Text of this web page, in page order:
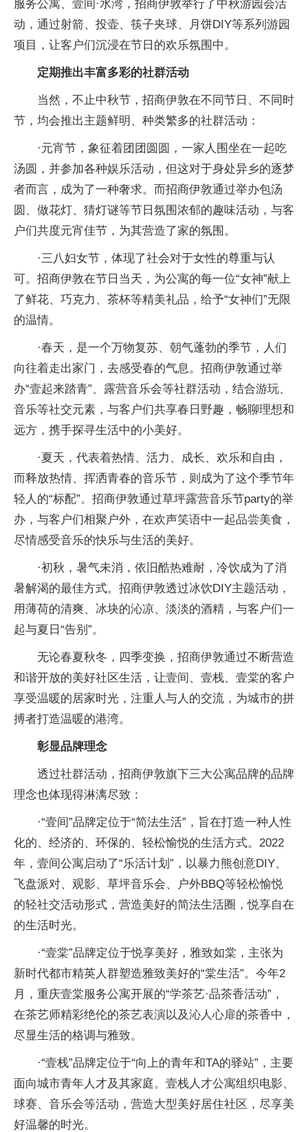
服务公寓、壹间·水湾，招商伊敦举行了中秋游园会活
动，通过射箭、投壶、筷子夹球、月饼DIY等系列游园
项目，让客户们沉浸在节日的欢乐氛围中。
定期推出丰富多彩的社群活动
当然，不止中秋节，招商伊敦在不同节日、不同时
节，均会推出主题鲜明、种类繁多的社群活动：
·元宵节，象征着团团圆圆，一家人围坐在一起吃
汤圆，并参加各种娱乐活动，但这对于身处异乡的逐梦
者而言，成为了一种奢求。而招商伊敦通过举办包汤
圆、做花灯、猜灯谜等节日氛围浓郁的趣味活动，与客
户们共度元宵佳节，为其营造了家的氛围。
·三八妇女节，体现了社会对于女性的尊重与认
可。招商伊敦在节日当天，为公寓的每一位“女神”献上
了鲜花、巧克力、茶杯等精美礼品，给予“女神们”无限
的温情。
·春天，是一个万物复苏、朝气蓬勃的季节，人们
向往着走出家门，去感受春的气息。招商伊敦通过举
办“壹起来踏青”、露营音乐会等社群活动，结合游玩、
音乐等社交元素，与客户们共享春日野趣，畅聊理想和
远方，携手探寻生活中的小美好。
·夏天，代表着热情、活力、成长、欢乐和自由，
而释放热情、挥洒青春的音乐节，则成为了这个季节年
轻人的“标配”。招商伊敦通过草坪露营音乐节party的举
办，与客户们相聚户外，在欢声笑语中一起品尝美食，
尽情感受音乐的快乐与生活的美好。
·初秋，暑气未消，依旧酷热难耐，冷饮成为了消
暑解渴的最佳方式。招商伊敦透过冰饮DIY主题活动，
用薄荷的清爽、冰块的沁凉、淡淡的酒精，与客户们一
起与夏日“告别”。
无论春夏秋冬，四季变换，招商伊敦通过不断营造
和谐开放的美好社区生活，让壹间、壹栈、壹棠的客户
享受温暖的居家时光，注重人与人的交流，为城市的拼
搏者打造温暖的港湾。
彰显品牌理念
透过社群活动，招商伊敦旗下三大公寓品牌的品牌
理念也体现得淋漓尽致：
·“壹间”品牌定位于“简法生活”，旨在打造一种人性
化的、经济的、环保的、轻松愉悦的生活方式。2022
年，壹间公寓启动了“乐活计划”，以暴力熊创意DIY、
飞盘派对、观影、草坪音乐会、户外BBQ等轻松愉悦
的轻社交活动形式，营造美好的简法生活圈，悦享自在
的生活时光。
·“壹棠”品牌定位于悦享美好，雅致如棠，主张为
新时代都市精英人群塑造雅致美好的“棠生活”。今年2
月，重庆壹棠服务公寓开展的“学茶艺·品茶香活动”，
在茶艺师精彩绝伦的茶艺表演以及沁人心扉的茶香中，
尽显生活的格调与雅致。
·“壹栈”品牌定位于“向上的青年和TA的驿站”，主要
面向城市青年人才及其家庭。壹栈人才公寓组织电影、
球赛、音乐会等活动，营造大型美好居住社区，尽享美
好温馨的时光。